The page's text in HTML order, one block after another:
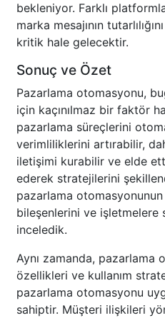
bekleniyor. Farklı
marka mesajının
kritik hale gelecektir.
Sonuç ve Özet
Pazarlama otomasyonu,
için kaçınılmaz bir faktör
pazarlama süreçlerini
verimliliklerini artırabilir,
iletişimi kurabilir ve elde
ederek stratejilerini
pazarlama otomasyonunun
bileşenlerini ve işletmelere
inceledik.
Aynı zamanda, pazarlama
özellikleri ve kullanım
pazarlama otomasyonu
sahiptir. Müşteri ilişkileri